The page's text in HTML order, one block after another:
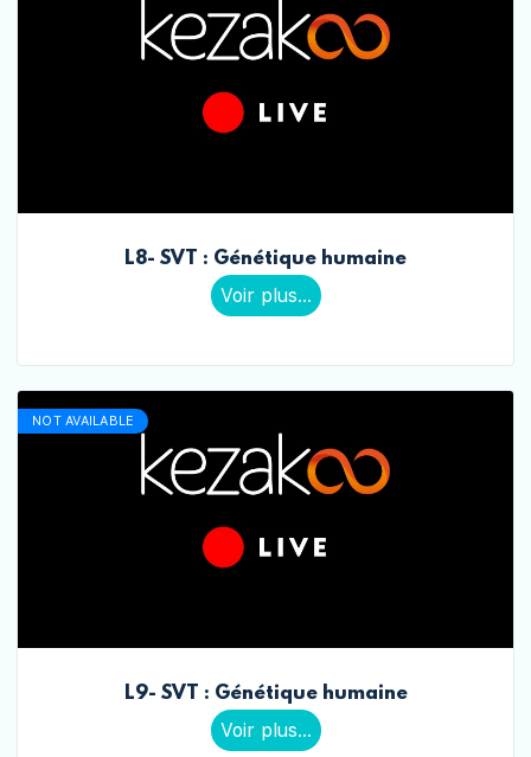
L8- SVT : Génétique humaine
Voir plus...
NOT AVAILABLE
L9- SVT : Génétique humaine
Voir plus...